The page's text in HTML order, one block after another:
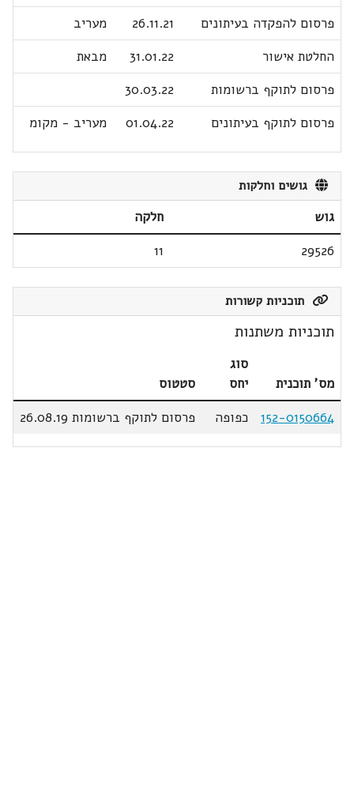
פרסום להפקדה בעיתונים
26.11.21
מעריב
החלטת אישור
31.01.22
מבאת
פרסום לתוקף ברשומות
30.03.22
פרסום לתוקף בעיתונים
01.04.22 מעריב - מקומ
גושים וחלקות
גוש
חלקה
29526
11
תוכניות קשורות
תוכניות משתנות
מס' תוכנית
סוג
יחס
סטטוס
152-0150664
כפופה פרסום לתוקף ברשומות 26.08.19